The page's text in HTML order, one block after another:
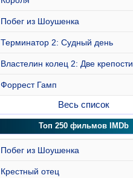
Побег из Шоушенка
Терминатор 2: Судный день
Властелин колец 2: Две крепости
Форрест Гамп
Весь список
Топ 250 фильмов IMDb
Побег из Шоушенка
Крестный отец